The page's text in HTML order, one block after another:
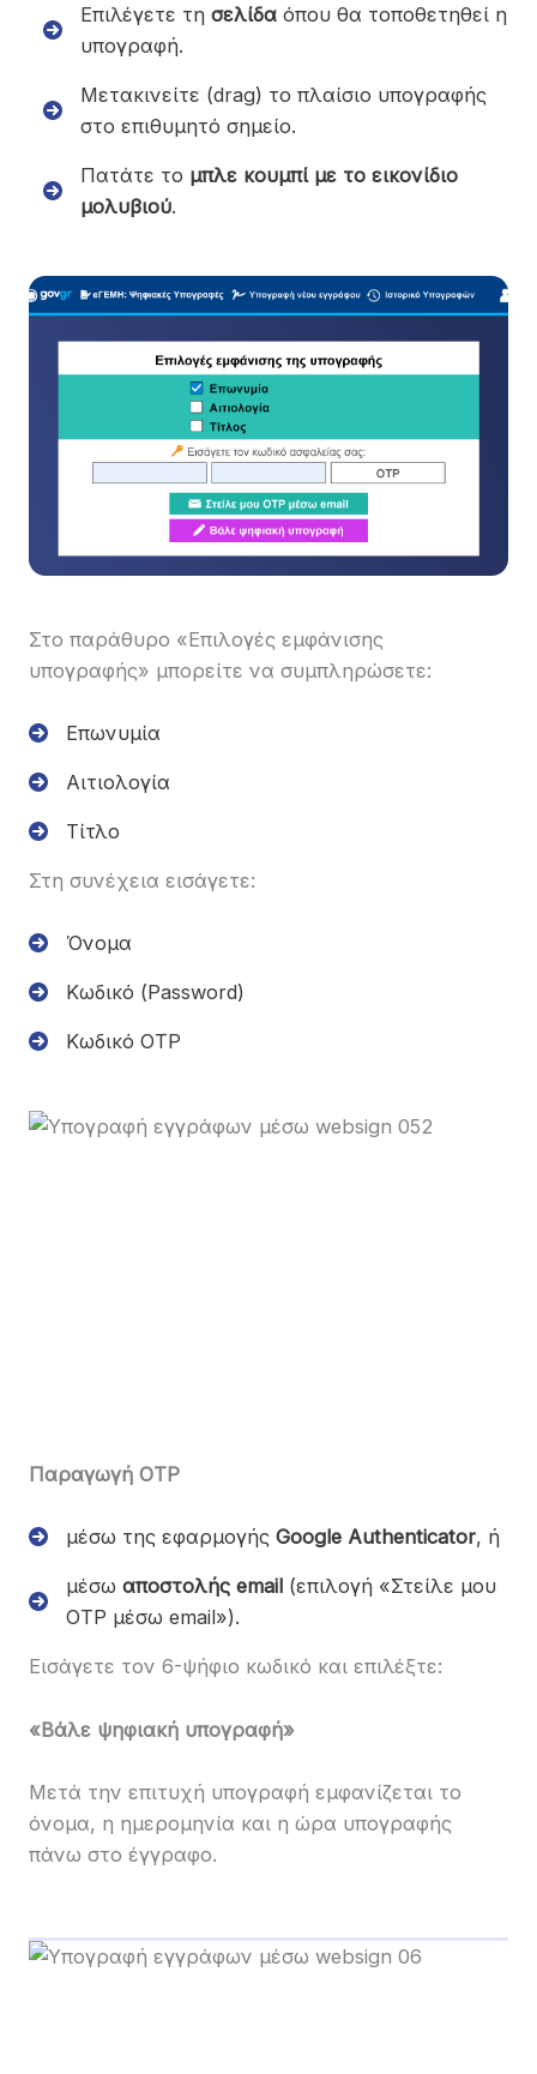
Επιλέγετε τησελίδα όπου θα τοποθετηθεί η
υπογραφή.
Μετακινείτε (drag) το πλαίσιο υπογραφής
στο επιθυμητό σημείο.
Πατάτε το μπλε κουμπί με το εικονίδιο
μολυβιού.
Στο παράθυρο «Επιλογές εμφάνισης
υπογραφής» μπορείτε να συμπληρώσετε:
Επωνυμία
Αιτιολογία
Τίτλο
Στη συνέχεια εισάγετε:
Όνομα
Κωδικό (Password)
Κωδικό OTP
Παραγωγή OTP
μέσω της εφαρμογής Google Authenticator, ή
μέσω αποστολής email (επιλογή «Στείλε μου
OTP μέσω email»).
Εισάγετε τον 6-ψήφιο κωδικό και επιλέξτε:
«Βάλε ψηφιακή υπογραφή»
Μετά την επιτυχή υπογραφή εμφανίζεται το
όνομα, η ημερομηνία και η ώρα υπογραφής
πάνω στο έγγραφο.